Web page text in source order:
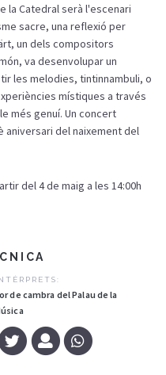
la Catedral serà l'escenari
sacre, una reflexió per
un dels compositors
va desenvolupar un
les melodies, tintinnambuli, o
místiques a través
més genuí. Un concert
aniversari del naixement del
del 4 de maig a les 14:00h
de cambra del Palau de la